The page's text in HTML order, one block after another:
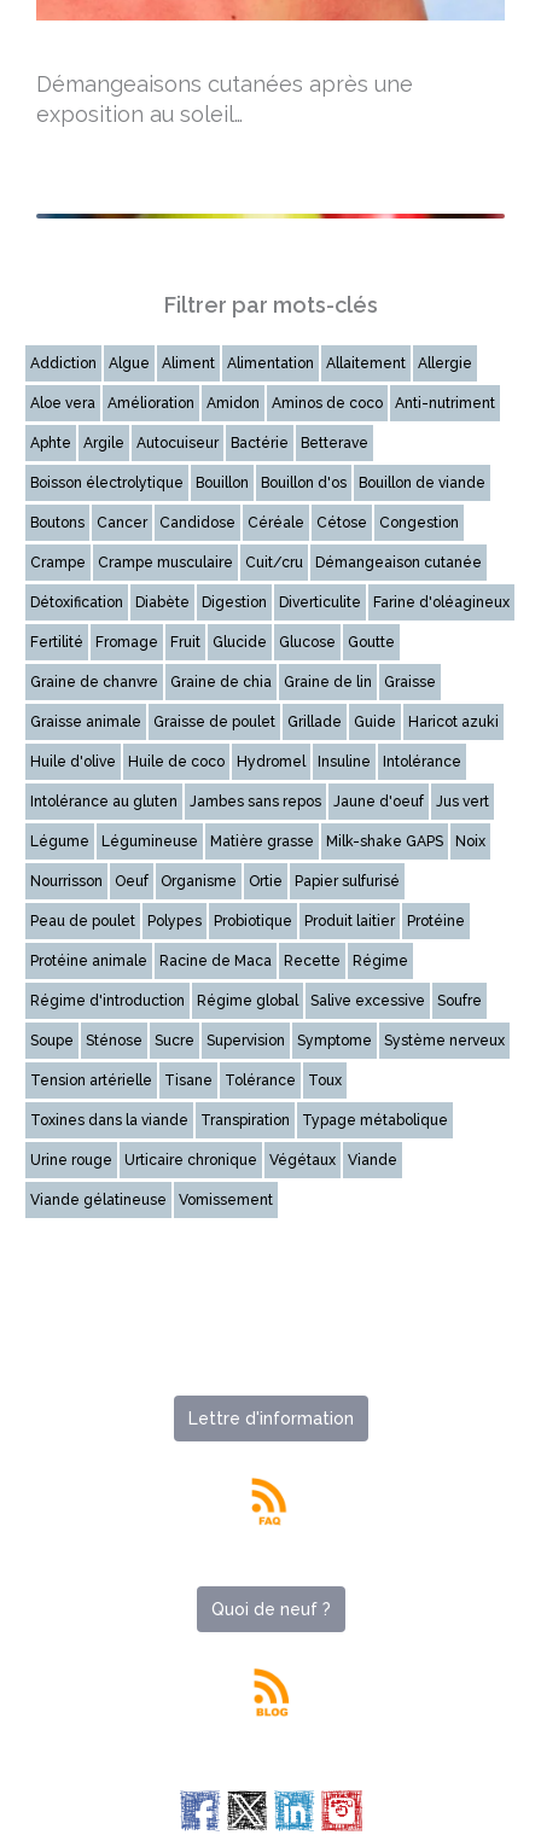
Démangeaisons cutanées après une
exposition au soleil…
Filtrer par mots-clés
Addiction Algue Aliment Alimentation Allaitement Allergie
Aloe vera Amélioration Amidon Aminos de coco Anti-nutriment
Aphte Argile Autocuiseur Bactérie Betterave
Boisson électrolytique Bouillon Bouillon d'os Bouillon de viande
Boutons Cancer Candidose Céréale Cétose Congestion
Crampe Crampe musculaire Cuit/cru Démangeaison cutanée
Détoxification Diabète Digestion Diverticulite Farine d'oléagineux
Fertilité Fromage Fruit Glucide Glucose Goutte
Graine de chanvre Graine de chia Graine de lin Graisse
Graisse animale Graisse de poulet Grillade Guide Haricot azuki
Huile d'olive Huile de coco Hydromel Insuline Intolérance
Intolérance au gluten Jambes sans repos Jaune d'oeuf Jus vert
Légume Légumineuse Matière grasse Milk-shake GAPS Noix
Nourrisson Oeuf Organisme Ortie Papier sulfurisé
Peau de poulet Polypes Probiotique Produit laitier Protéine
Protéine animale Racine de Maca Recette Régime
Régime d'introduction Régime global Salive excessive Soufre
Soupe Sténose Sucre Supervision Symptome Système nerveux
Tension artérielle Tisane Tolérance Toux
Toxines dans la viande Transpiration Typage métabolique
Urine rouge Urticaire chronique Végétaux Viande
Viande gélatineuse Vomissement
Lettre d'information
Quoi de neuf ?